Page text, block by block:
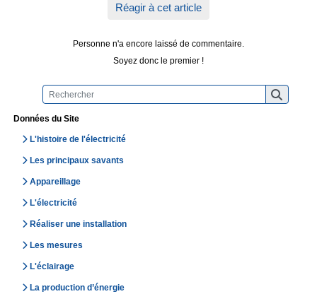
Données du Site
L'histoire de l'électricité
Les principaux savants
Appareillage
L'électricité
Réaliser une installation
Les mesures
L'éclairage
La production d’énergie
Réagir à cet article
Personne n'a encore laissé de commentaire.
Soyez donc le premier !